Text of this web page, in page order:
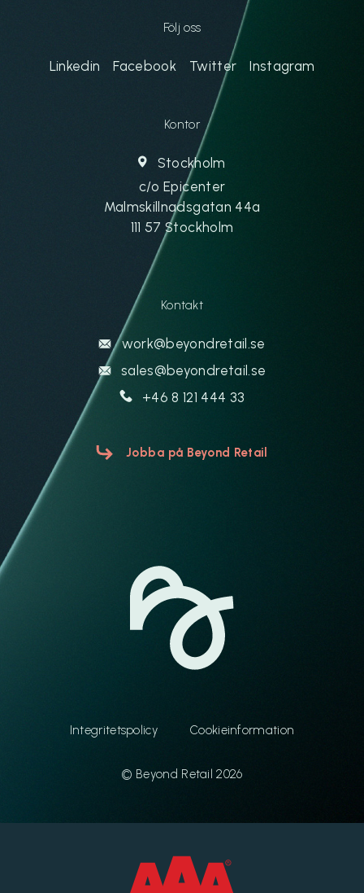
Följ oss
Linkedin Facebook Twitter Instagram
Kontor
Stockholm
c/o Epicenter
Malmskillnadsgatan 44a
111 57 Stockholm
Kontakt
work@beyondretail.se
sales@beyondretail.se
+46 8 121 444 33
Jobba på Beyond Retail
Integritetspolicy Cookieinformation
© Beyond Retail 2026